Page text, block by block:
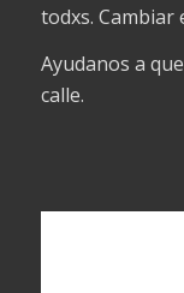
todxs. Cambiar
Ayudanos a
calle.